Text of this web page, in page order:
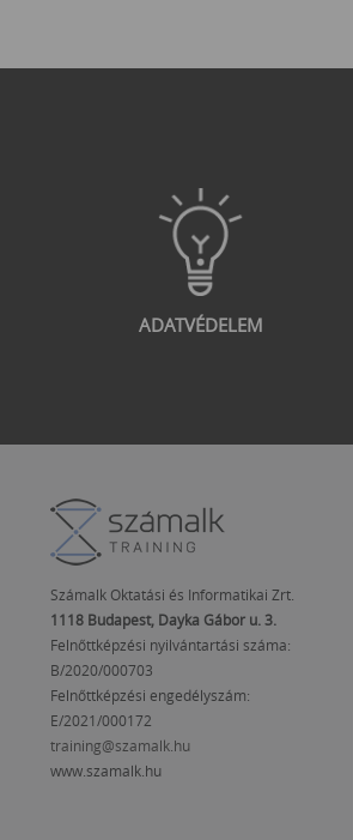
ADATVÉDELEM
Számalk Oktatási és Informatikai Zrt.
1118 Budapest, Dayka Gábor u. 3.
Felnőttképzési nyilvántartási száma:
B/2020/000703
Felnőttképzési engedélyszám:
E/2021/000172
training@szamalk.hu
www.szamalk.hu